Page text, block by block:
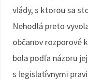
vlády, s ktorou sa
Nehodlá preto
občanov rozporové
bola podľa názoru
s legislatívnymi